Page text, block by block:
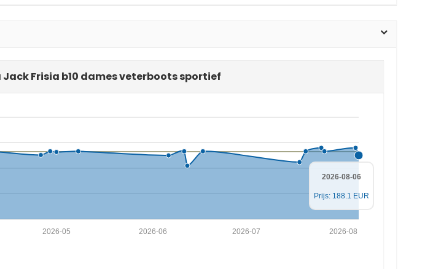
Frisia b10 dames veterboots sportief
2026-08
2026-07
2026-06
2026-05
2026-08-06
Prijs: 188.1 EUR